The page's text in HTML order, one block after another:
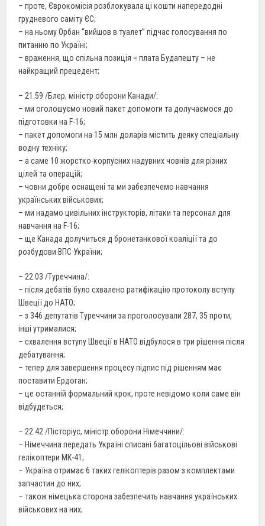
– проте, Єврокомісія розблокувала ці кошти напередодні
грудневого саміту ЄС;
– на ньому Орбан “вийшов в туалет” підчас голосування по
питанню по Україні;
– враження, що спільна позиція = плата Будапешту – не
найкращий прецедент;
– 21.59 /Блер, міністр оборони Канади/:
– ми оголошуємо новий пакет допомоги та долучаємося до
підготовки на F-16;
– пакет допомоги на 15 млн доларів містить деяку спеціальну
водну техніку;
– а саме 10 жорстко-корпусних надувних човнів для різних
цілей та операцій;
– човни добре оснащені та ми забезпечемо навчання
українських військових;
– ми надамо цивільних інструкторів, літаки та персонал для
навчання на F-16;
– ще Канада долучиться д бронетанкової коаліції та до
розбудови ВПС України;
– 22.03 /Туреччина/:
– після дебатів було схвалено ратифікацію протоколу вступу
Швеції до НАТО;
– з 346 депутатів Туреччини за проголосували 287, 35 проти,
інші утрималися;
– схвалення вступу Швеції в НАТО відбулося в три рішення після
дебатування;
– тепер для завершення процесу підпис під рішенням має
поставити Ердоган;
– це останній формальний крок, проте невідомо коли саме він
відбудеться;
– 22.42 /Пісторіус, міністр оборони Німеччини/:
– Німеччина передать Україні списані багатоцільові військові
гелікоптери МК-41;
– Україна отримає 6 таких гелікоптерів разом з комплектами
запчастин до них;
– також німецька сторона забезпечить навчання українських
військових на них;